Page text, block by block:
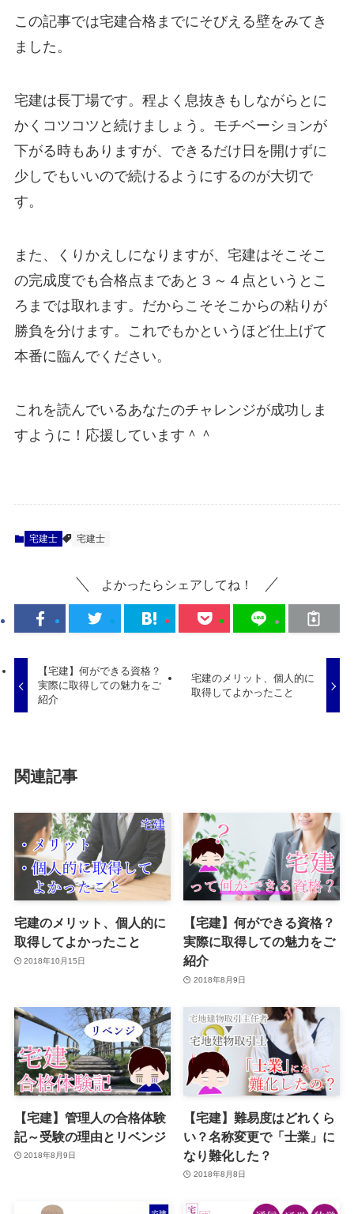
この記事では宅建合格までにそびえる壁をみてき
ました。
宅建は長丁場です。程よく息抜きもしながらとに
かくコツコツと続けましょう。モチベーションが
下がる時もありますが、できるだけ日を開けずに
少しでもいいので続けるようにするのが大切で
す。
また、くりかえしになりますが、宅建はそこそこ
の完成度でも合格点まであと３～４点というとこ
ろまでは取れます。だからこそそこからの粘りが
勝負を分けます。これでもかというほど仕上げて
本番に臨んでください。
これを読んでいるあなたのチャレンジが成功しま
すように！応援しています＾＾
宅建士 宅建士
よかったらシェアしてね！
【宅建】何ができる資格？
実際に取得しての魅力をご
紹介
宅建のメリット、個人的に
取得してよかったこと
関連記事
宅建のメリット、個人的に
取得してよかったこと
2018年10月15日
【宅建】何ができる資格？
実際に取得しての魅力をご
紹介
2018年8月9日
【宅建】管理人の合格体験
記～受験の理由とリベンジ
2018年8月9日
【宅建】難易度はどれくら
い？名称変更で「士業」に
なり難化した？
2018年8月8日